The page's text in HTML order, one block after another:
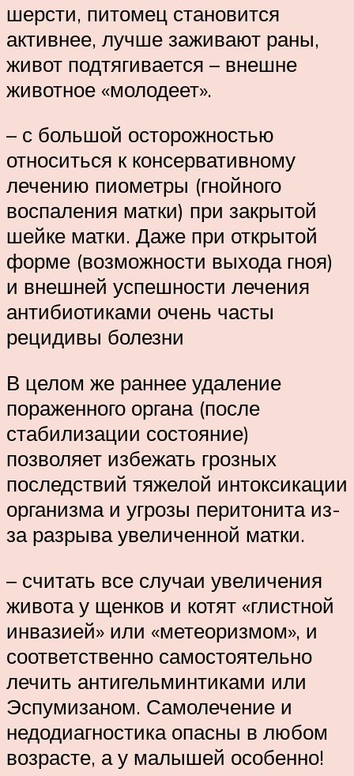
шерсти, питомец становится
активнее, лучше заживают раны,
живот подтягивается – внешне
животное «молодеет».
– с большой осторожностью
относиться к консервативному
лечению пиометры (гнойного
воспаления матки) при закрытой
шейке матки. Даже при открытой
форме (возможности выхода гноя)
и внешней успешности лечения
антибиотиками очень часты
рецидивы болезни
В целом же раннее удаление
пораженного органа (после
стабилизации состояние)
позволяет избежать грозных
последствий тяжелой интоксикации
организма и угрозы перитонита из-
за разрыва увеличенной матки.
– считать все случаи увеличения
живота у щенков и котят «глистной
инвазией» или «метеоризмом», и
соответственно самостоятельно
лечить антигельминтиками или
Эспумизаном. Самолечение и
недодиагностика опасны в любом
возрасте, а у малышей особенно!